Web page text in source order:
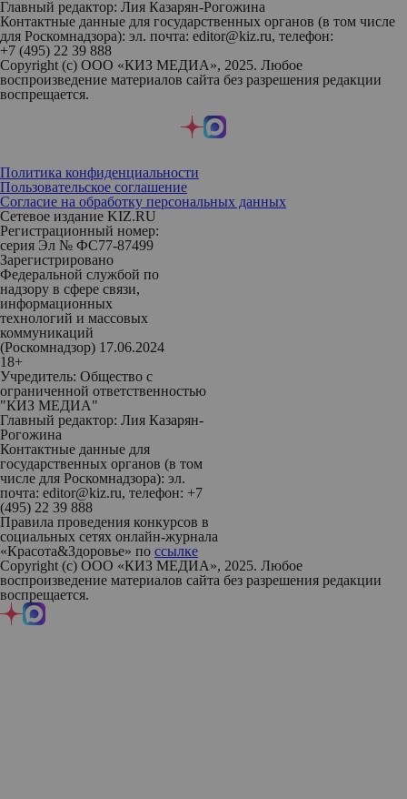
Главный редактор: Лия Казарян-Рогожина
Контактные данные для государственных органов (в том числе
для Роскомнадзора): эл. почта: editor@kiz.ru, телефон:
+7 (495) 22 39 888
Copyright (с) ООО «КИЗ МЕДИА», 2025. Любое
воспроизведение материалов сайта без разрешения редакции
воспрещается.
Политика конфиденциальности
Пользовательское соглашение
Согласие на обработку персональных данных
Сетевое издание KIZ.RU
Регистрационный номер:
серия Эл № ФС77-87499
Зарегистрировано
Федеральной службой по
надзору в сфере связи,
информационных
технологий и массовых
коммуникаций
(Роскомнадзор) 17.06.2024
18+
Учредитель: Общество с
ограниченной ответственностью
"КИЗ МЕДИА"
Главный редактор: Лия Казарян-
Рогожина
Контактные данные для
государственных органов (в том
числе для Роскомнадзора): эл.
почта: editor@kiz.ru, телефон: +7
(495) 22 39 888
Правила проведения конкурсов в
социальных сетях онлайн-журнала
«Красота&Здоровье» по ссылке
Copyright (с) ООО «КИЗ МЕДИА», 2025. Любое
воспроизведение материалов сайта без разрешения редакции
воспрещается.